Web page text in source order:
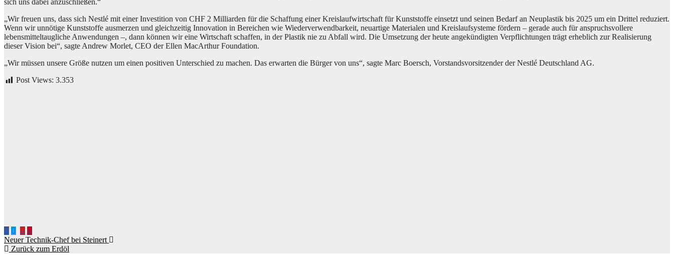
sich uns dabei anzuschließen.“
„Wir freuen uns, dass sich Nestlé mit einer Investition von CHF 2 Milliarden für die Schaffung einer Kreislaufwirtschaft für Kunststoffe einsetzt und seinen Bedarf an Neuplastik bis 2025 um ein Drittel reduziert.
Wenn wir unnötige Kunststoffe ausmerzen und gleichzeitig Innovation in Bereichen wie Wiederverwendbarkeit, neuartige Materialen und Kreislaufsysteme fördern – gerade auch für anspruchsvollere
lebensmitteltaugliche Anwendungen –, dann können wir eine Wirtschaft schaffen, in der Plastik nie zu Abfall wird. Die Umsetzung der heute angekündigten Verpflichtungen trägt erheblich zur Realisierung
dieser Vision bei“, sagte Andrew Morlet, CEO der Ellen MacArthur Foundation.
„Wir müssen unsere Größe nutzen um einen positiven Unterschied zu machen. Das erwarten die Bürger von uns“, sagte Marc Boersch, Vorstandsvorsitzender der Nestlé Deutschland AG.
Post Views: 3.353
Beitragsnavigation
Neuer Technik-Chef bei Steinert
Zurück zum Erdöl